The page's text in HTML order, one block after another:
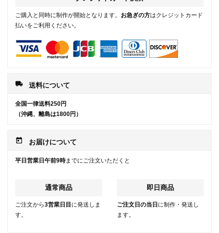
ご購入と同時に制作が開始となります。 お急ぎの方はクレジットカード
払いをご利用ください。
local_shipping 送料について
全国一律送料250円
（沖縄、離島は1800円）
today お届けについて
平日営業日午前9時までにご注文いただくと
通常商品
ご注文から3営業日目 に発送しま
す。
即日商品
ご注文日の当日 に制作・発送し
ます。